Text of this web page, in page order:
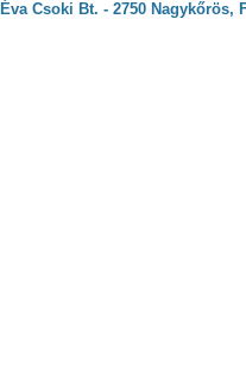
Éva Csoki Bt. - 2750 Nagykőrös,